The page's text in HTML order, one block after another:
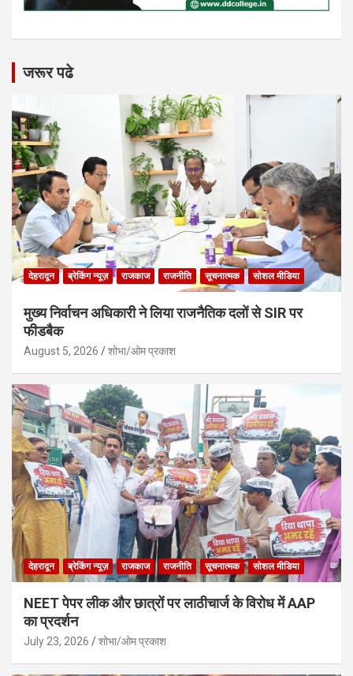
जरूर पढे
देहरादून ब्रेकिंग न्यूज़ राजकाज राजनीति सूचनात्मक सोशल मीडिया
मुख्य निर्वाचन अधिकारी ने लिया राजनैतिक दलों से SIR पर
फीडबैक
August 5, 2026 शोभा/ओम प्रकाश
देहरादून ब्रेकिंग न्यूज़ राजकाज राजनीति सूचनात्मक सोशल मीडिया
NEET पेपर लीक और छात्रों पर लाठीचार्ज के विरोध में AAP
का प्रदर्शन
July 23, 2026 शोभा/ओम प्रकाश